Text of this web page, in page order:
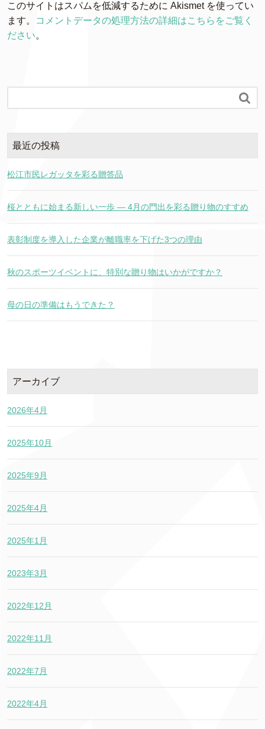
このサイトはスパムを低減するために Akismet を使ってい
ます。
コメントデータの処理方法の詳細はこちらをご覧く
ださい。

最近の投稿
松江市民レガッタを彩る贈答品
桜とともに始まる新しい一歩 ― 4月の門出を彩る贈り物のすすめ
表彰制度を導入した企業が離職率を下げた3つの理由
秋のスポーツイベントに、特別な贈り物はいかがですか？
母の日の準備はもうできた？
アーカイブ
2026年4月
2025年10月
2025年9月
2025年4月
2025年1月
2023年3月
2022年12月
2022年11月
2022年7月
2022年4月